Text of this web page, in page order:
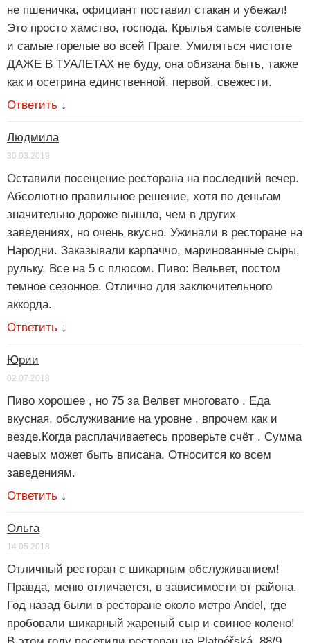
не пшеничка, официант поставил стакан и убежал!
Это просто хамство, господа. Крылья самые соленые
и самые горелые во всей Праге. Умиляться чистоте
ДАЖЕ В ТУАЛЕТАХ не буду, она обязана быть, также
как и осетрина единственной, первой, свежести.
Ответить ↓
Людмила
30.03.2019
Оставили посещение ресторана на последний вечер.
Абсолютно правильное решение, хотя по деньгам
значительно дороже вышло, чем в других
заведениях, но очень вкусно. Ужинали в ресторане на
Народни. Заказывали карпаччо, маринованные сыры,
рульку. Все на 5 с плюсом. Пиво: Вельвет, постом
темное сезонное. Отлично для заключительного
аккорда.
Ответить ↓
Юрии
02.07.2018
Пиво хорошее , но 75 за Велвет многовато . Еда
вкусная, обслуживание на уровне , впрочем как и
везде.Когда расплачиваетесь проверьте счёт . Сумма
чаевых может быть вписана. Относится ко всем
заведениям.
Ответить ↓
Ольга
14.05.2018
Отличный ресторан с шикарным обслуживанием!
Правда, меню отличается, в зависимости от района.
Год назад были в ресторане около метро Andel, где
пробовали шикарный жареный сыр и свиное колено!